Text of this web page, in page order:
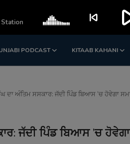
PODCAST KITAAB KAHANI
ਦਾ ਅੰਤਿਮ ਸਸਕਾਰ: ਜੱਦੀ ਪਿੰਡ ਬਿਆਸ ’ਚ ਹੋਵੇਗਾ
ਜੱਦੀ ਪਿੰਡ ਬਿਆਸ ’ਚ
skip_previous